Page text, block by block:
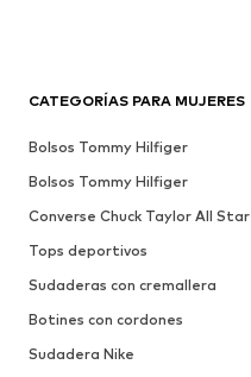
CATEGORÍAS PARA MUJERES
Bolsos Tommy Hilfiger
Bolsos Tommy Hilfiger
Converse Chuck Taylor All Star
Tops deportivos
Sudaderas con cremallera
Botines con cordones
Sudadera Nike